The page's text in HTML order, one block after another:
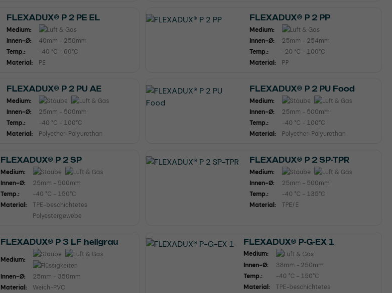
FLEXADUX® P 2 PE EL
Medium:
Innen-Ø:
40mm - 250mm
Temp.:
-40 °C - 60°C
Material:
PE
FLEXADUX® P 2 PP
Medium:
Innen-Ø:
25mm - 254mm
Temp.:
-20 °C - 100°C
Material:
PP
FLEXADUX® P 2 PU AE
Medium:
Innen-Ø:
25mm - 500mm
Temp.:
-40 °C - 100°C
Material:
Polyether-Polyurethan
FLEXADUX® P 2 PU Food
Medium:
Innen-Ø:
25mm - 500mm
Temp.:
-40 °C - 100°C
Material:
Polyether-Polyurethan
FLEXADUX® P 2 SP
Medium:
Innen-Ø:
25mm - 500mm
Temp.:
-40 °C - 150°C
Material:
TPE-beschichtetes
Polyestergewebe
FLEXADUX® P 2 SP-TPR
Medium:
Innen-Ø:
25mm - 500mm
Temp.:
-40 °C - 135°C
Material:
TPE/E
FLEXADUX® P 3 LF hellgrau
Medium:
Innen-Ø:
25mm - 350mm
Material:
Weich-PVC
FLEXADUX® P-G-EX 1
Medium:
Innen-Ø:
38mm - 250mm
Temp.:
-40 °C - 150°C
Material:
TPE-beschichtetes